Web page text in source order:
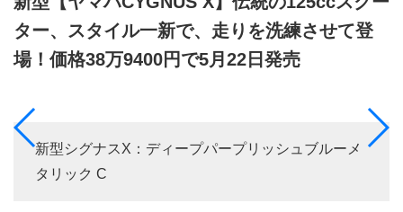
ター、スタイル一新で、走りを洗練させて登
場！価格38万9400円で5月22日発売
新型シグナスX：ディープパープリッシュブルーメ
タリック C